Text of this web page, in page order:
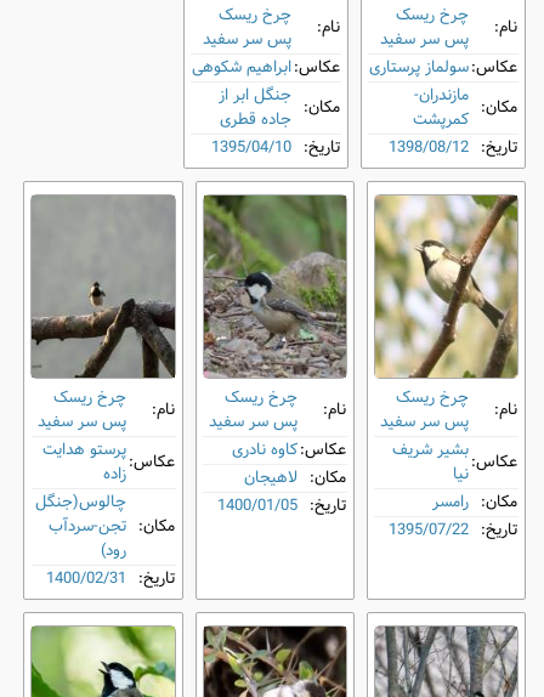
نام:
چرخ ‌ریسک
پس ‌سر سفید
عکاس:سولماز پرستاری
مکان: مازندران-
کمرپشت
تاریخ: 1398/08/12
نام:
چرخ ‌ریسک
پس ‌سر سفید
عکاس:ابراهیم شکوهی
مکان: جنگل ابر از
جاده قطری
تاریخ: 1395/04/10
نام:
چرخ ‌ریسک
پس ‌سر سفید
عکاس:بشیر شریف
نیا
مکان: رامسر
تاریخ: 1395/07/22
نام:
چرخ ‌ریسک
پس ‌سر سفید
عکاس:کاوه نادری
مکان: لاهیجان
تاریخ: 1400/01/05
نام:
چرخ ‌ریسک
پس ‌سر سفید
عکاس:پرستو هدایت
زاده
مکان:
چالوس(جنگل
تجن-سردآب
رود)
تاریخ: 1400/02/31